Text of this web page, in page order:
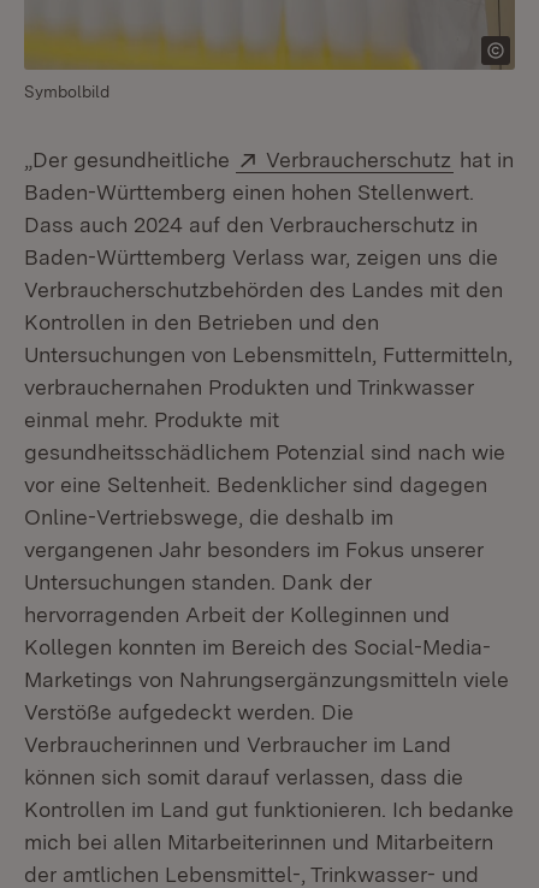
Symbolbild
„Der gesundheitliche Extern:
Verbraucherschutz (Öffnet
hat in
Baden-Württemberg einen hohen Stellenwert.
Dass auch 2024 auf den Verbraucherschutz in
Baden-Württemberg Verlass war, zeigen uns die
Verbraucherschutzbehörden des Landes mit den
Kontrollen in den Betrieben und den
Untersuchungen von Lebensmitteln, Futtermitteln,
verbrauchernahen Produkten und Trinkwasser
einmal mehr. Produkte mit
gesundheitsschädlichem Potenzial sind nach wie
vor eine Seltenheit. Bedenklicher sind dagegen
Online-Vertriebswege, die deshalb im
vergangenen Jahr besonders im Fokus unserer
Untersuchungen standen. Dank der
hervorragenden Arbeit der Kolleginnen und
Kollegen konnten im Bereich des Social-Media-
Marketings von Nahrungsergänzungsmitteln viele
Verstöße aufgedeckt werden. Die
Verbraucherinnen und Verbraucher im Land
können sich somit darauf verlassen, dass die
Kontrollen im Land gut funktionieren. Ich bedanke
mich bei allen Mitarbeiterinnen und Mitarbeitern
der amtlichen Lebensmittel-, Trinkwasser- und